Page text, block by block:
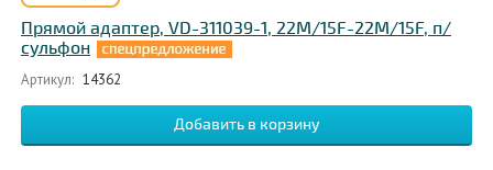
Прямой адаптер, VD-311039-1, 22M/15F-22M/15F, п/
сульфон
Артикул: 14362